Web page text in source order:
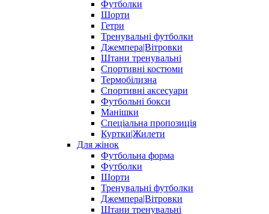
Футболки
Шорти
Гетри
Тренувальні футболки
Джемпера|Вітровки
Штани тренувальні
Спортивні костюми
Термобілизна
Спортивні аксесуари
Футбольні бокси
Манішки
Спеціальна пропозиція
Куртки|Жилети
Для жінок
Футбольна форма
Футболки
Шорти
Тренувальні футболки
Джемпера|Вітровки
Штани тренувальні